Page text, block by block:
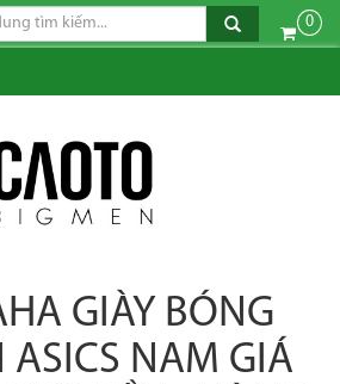
0
GIÀY BÓNG
ASICS NAM GIÁ